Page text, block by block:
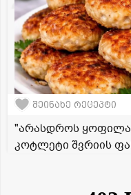
შეინახე რეცეპტი
"არასდროს ყოფილა
კოტლეტი შვრიის